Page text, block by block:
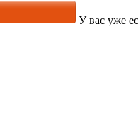
У вас уже